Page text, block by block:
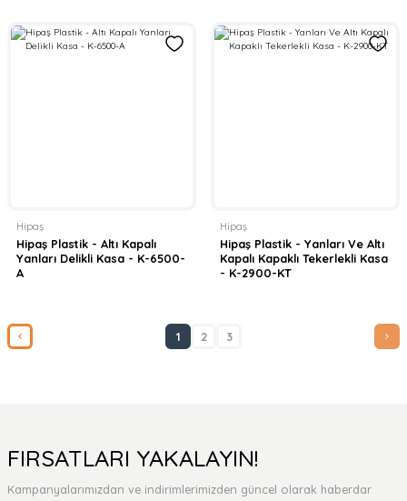
Hipaş
Hipaş Plastik - Altı Kapalı
Yanları Delikli Kasa - K-6500-
A
Hipaş
Hipaş Plastik - Yanları Ve Altı
Kapalı Kapaklı Tekerlekli Kasa
- K-2900-KT
1 2 3
FIRSATLARI YAKALAYIN!
Kampanyalarımızdan ve indirimlerimizden güncel olarak haberdar